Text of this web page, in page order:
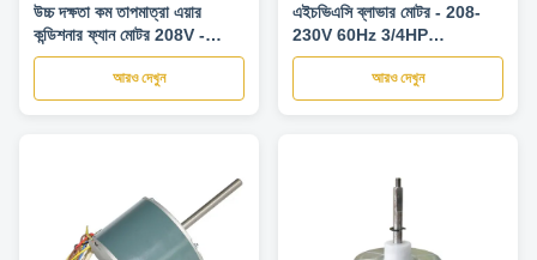
উচ্চ দক্ষতা কম তাপমাত্রা এয়ার
কন্ডিশনার ফ্যান মোটর 208V -
230V 50-60HZ
আরও দেখুন
এইচভিএসি ব্লাভার মোটর - 208-
230V 60Hz 3/4HP
1075RPM এয়ার কন্ডিশনারের জন্য
আরও দেখুন